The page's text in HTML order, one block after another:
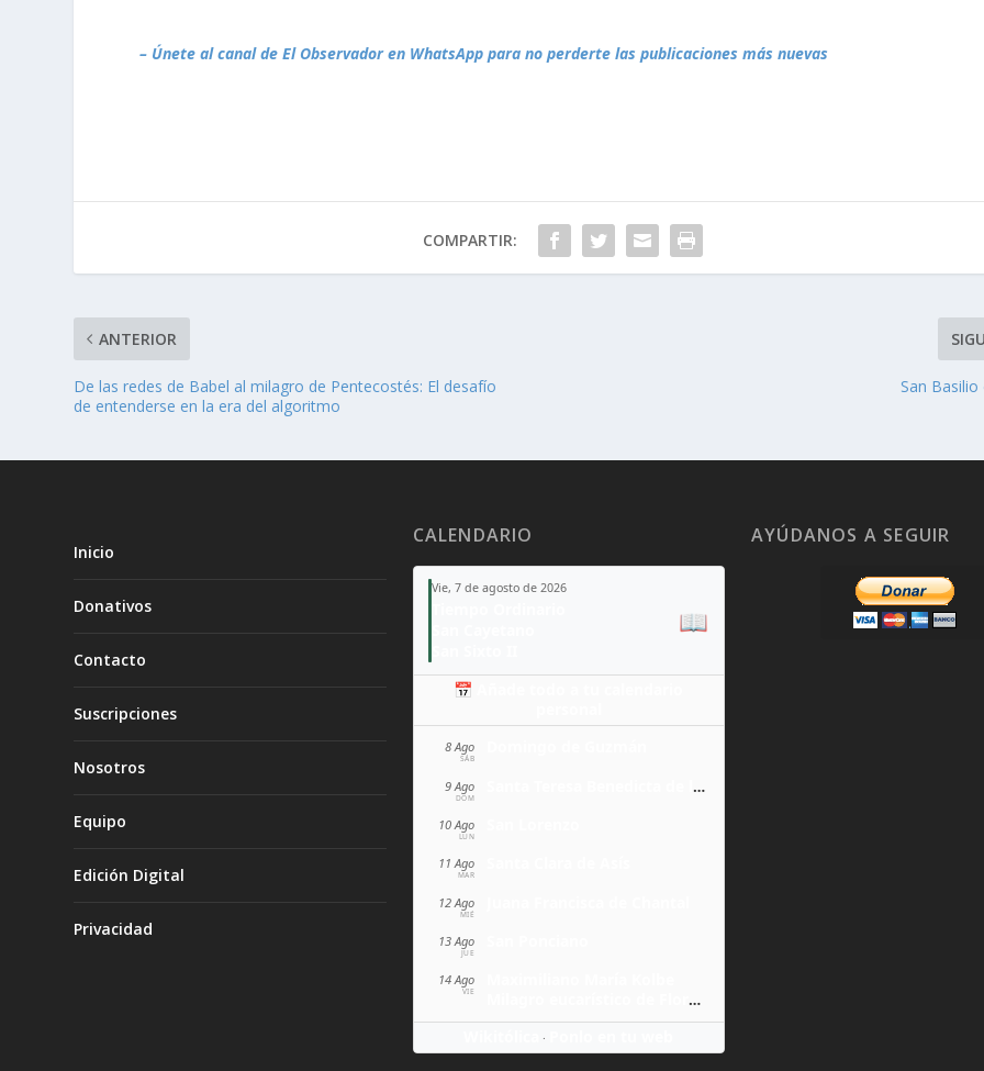
– Únete al canal de El Observador en WhatsApp para no perderte las publicaciones más nuevas
COMPARTIR:
ANTERIOR
De las redes de Babel al milagro de Pentecostés: El desafío
de entenderse en la era del algoritmo
San
Inicio
Donativos
Contacto
Suscripciones
Nosotros
Equipo
Edición Digital
Privacidad
CALENDARIO
Vie, 7 de agosto de 2026
📖
📅 Añade todo a tu calendario
8 Ago
SÁB
9 Ago
DOM
Santa Teresa Benedicta de la Cruz
10 Ago
LUN
11 Ago
MAR
12 Ago
MIÉ
13 Ago
JUE
14 Ago
VIE Milagro eucarístico de Florencia
·
AYÚDANOS A SEGUIR